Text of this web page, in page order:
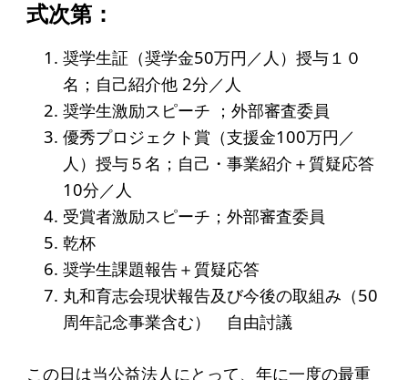
アクセス
給付型奨学金
事業方針
募集要項
給付型奨学金とは
ソーシャルビジネス支援
事業方針
式次第：
奨学生証（奨学金50万円／人）授与１０
名；自己紹介他 2分／人
奨学生激励スピーチ ；外部審査委員
優秀プロジェクト賞（支援金100万円／
人）授与５名；自己・ 事業紹介＋質疑応答
10分／人
受賞者激励スピーチ；外部審査委員
乾杯
奨学生課題報告＋質疑応答
丸和育志会現状報告及び今後の取組み（50
周年記念事業含む） 自由討議
この日は当公益法人にとって、年に一度の最重